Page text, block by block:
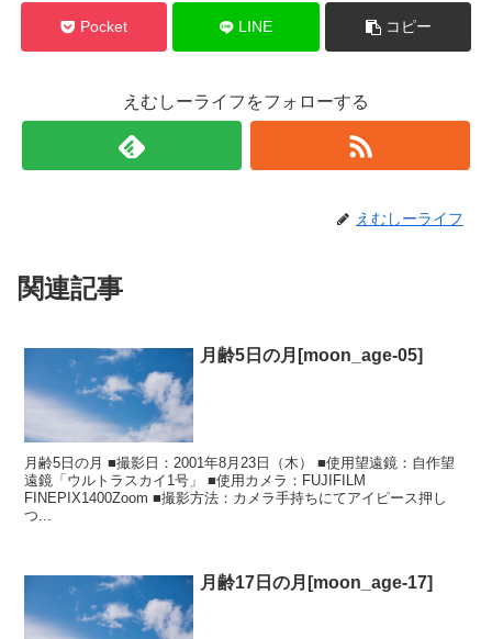
Pocket LINE コピー
えむしーライフをフォローする
えむしーライフ
関連記事
月齢5日の月[moon_age-05]
月齢5日の月 ■撮影日：2001年8月23日（木） ■使用望遠鏡：自作望
遠鏡「ウルトラスカイ1号」 ■使用カメラ：FUJIFILM
FINEPIX1400Zoom ■撮影方法：カメラ手持ちにてアイピース押し
つ...
月齢17日の月[moon_age-17]